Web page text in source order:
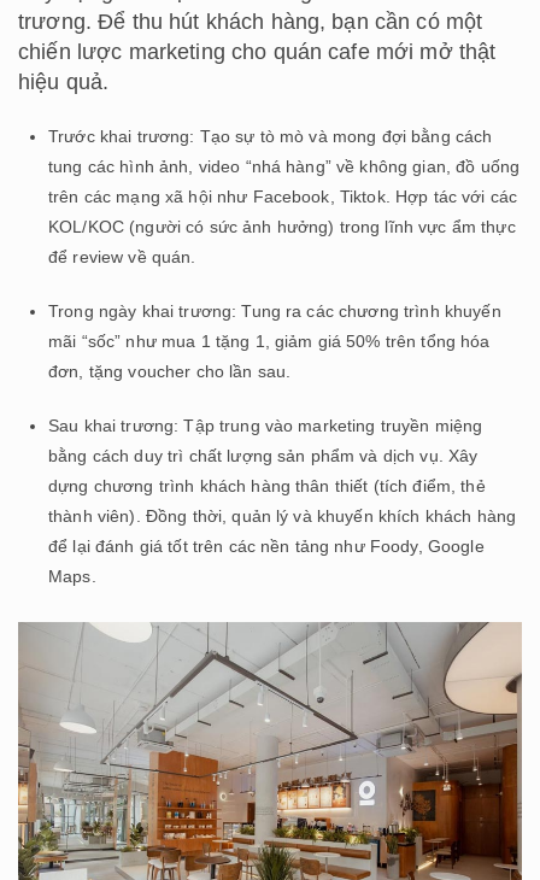
trương. Để thu hút khách hàng, bạn cần có một
chiến lược marketing cho quán cafe mới mở thật
hiệu quả.
Trước khai trương: Tạo sự tò mò và mong đợi bằng cách
tung các hình ảnh, video “nhá hàng” về không gian, đồ uống
trên các mạng xã hội như Facebook, Tiktok. Hợp tác với các
KOL/KOC (người có sức ảnh hưởng) trong lĩnh vực ẩm thực
để review về quán.
Trong ngày khai trương: Tung ra các chương trình khuyến
mãi “sốc” như mua 1 tặng 1, giảm giá 50% trên tổng hóa
đơn, tặng voucher cho lần sau.
Sau khai trương: Tập trung vào marketing truyền miệng
bằng cách duy trì chất lượng sản phẩm và dịch vụ. Xây
dựng chương trình khách hàng thân thiết (tích điểm, thẻ
thành viên). Đồng thời, quản lý và khuyến khích khách hàng
để lại đánh giá tốt trên các nền tảng như Foody, Google
Maps.